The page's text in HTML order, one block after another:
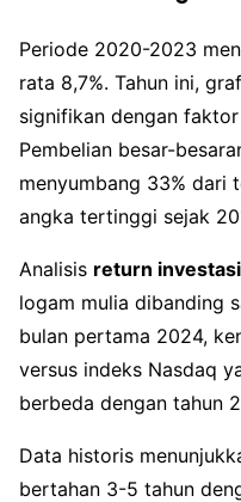
Periode 2020-2023
rata 8,7%. Tahun ini,
signifikan dengan
Pembelian besar-
menyumbang 33% dari
angka tertinggi sejak
Analisis return investasi
logam mulia dibanding
bulan pertama 2024,
versus indeks Nasdaq
berbeda dengan tahun
Data historis
bertahan 3-5 tahun